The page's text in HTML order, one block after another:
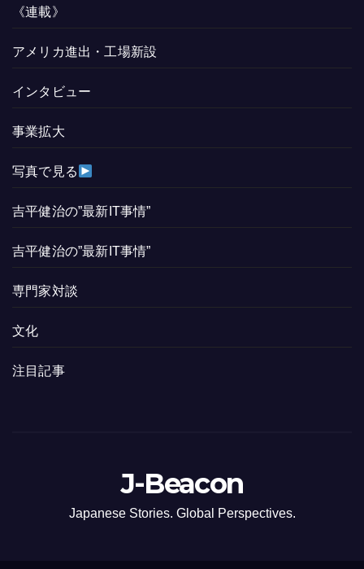
《連載》
アメリカ進出・工場新設
インタビュー
事業拡大
写真で見る
吉平健治の”最新IT事情”
吉平健治の”最新IT事情”
専門家対談
文化
注目記事
J-Beacon
Japanese Stories. Global Perspectives.